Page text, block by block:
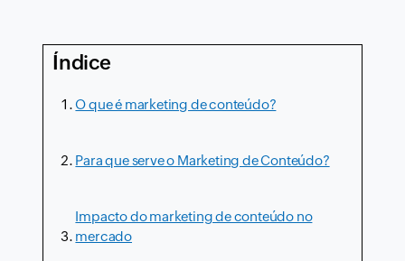
Índice
O que é marketing de conteúdo?
Para que serve o Marketing de Conteúdo?
Impacto do marketing de conteúdo no
mercado